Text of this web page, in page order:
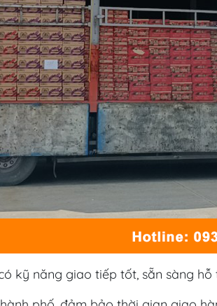
kỹ năng giao tiếp tốt, sẵn sàng